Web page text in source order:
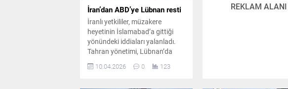
İran’dan ABD’ye Lübnan resti
İranlı yetkililer, müzakere
heyetinin İslamabad’a gittiği
yönündeki iddiaları yalanladı.
Tahran yönetimi, Lübnan’da
görüşmelere katılmayacağını
10.04.2026 0 123
REKLAM ALANI